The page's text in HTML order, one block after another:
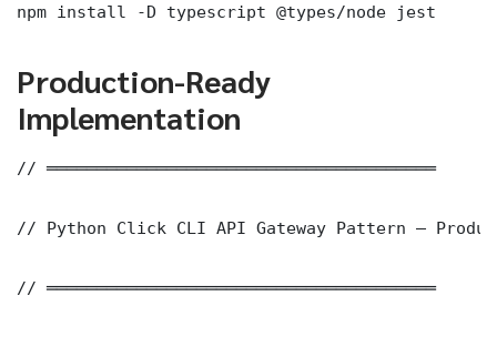
npm install -D typescript @types/node jest
Production-Ready
Implementation
// ═══════════════════════════════════════
// Python Click CLI API Gateway Pattern —
// ═══════════════════════════════════════